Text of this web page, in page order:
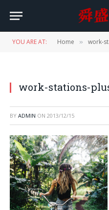
YOU ARE AT: Home » work-
work-stations-
BY ADMIN ON 2013/12/15